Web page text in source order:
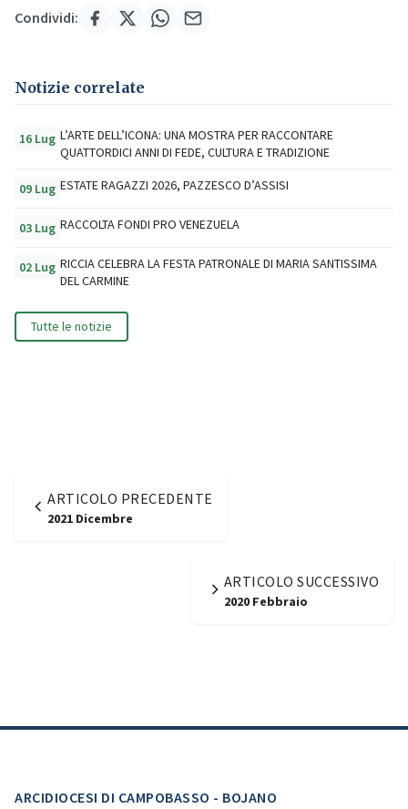
Condividi:
Notizie correlate
16 Lug L’ARTE DELL’ICONA: UNA MOSTRA PER RACCONTARE
QUATTORDICI ANNI DI FEDE, CULTURA E TRADIZIONE
09 Lug ESTATE RAGAZZI 2026, PAZZESCO D’ASSISI
03 Lug RACCOLTA FONDI PRO VENEZUELA
02 Lug RICCIA CELEBRA LA FESTA PATRONALE DI MARIA SANTISSIMA
DEL CARMINE
Tutte le notizie
ARTICOLO PRECEDENTE
2021 Dicembre
ARTICOLO SUCCESSIVO
2020 Febbraio
ARCIDIOCESI DI CAMPOBASSO - BOJANO